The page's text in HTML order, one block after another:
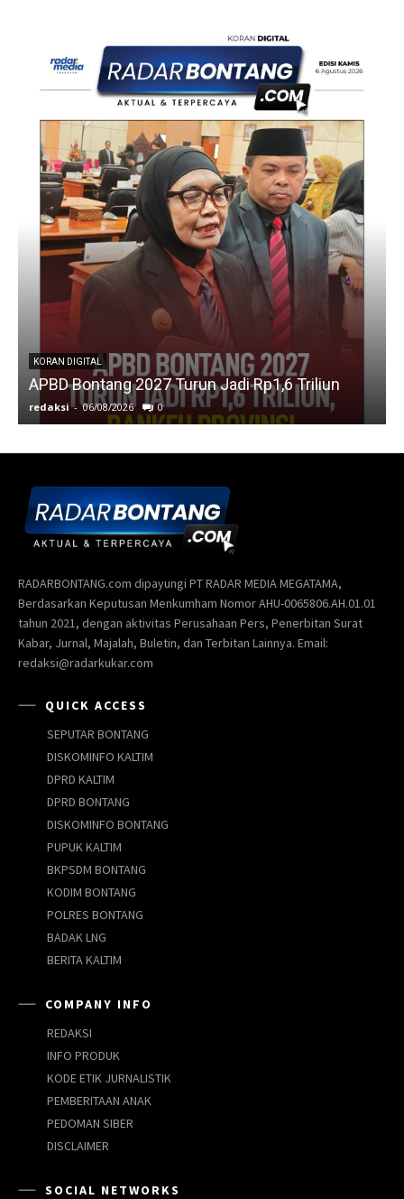
KORAN DIGITAL
APBD Bontang 2027 Turun Jadi Rp1,6 Triliun
redaksi - 06/08/2026 0
RADARBONTANG.com dipayungi PT RADAR MEDIA MEGATAMA,
Berdasarkan Keputusan Menkumham Nomor AHU-0065806.AH.01.01
tahun 2021, dengan aktivitas Perusahaan Pers, Penerbitan Surat
Kabar, Jurnal, Majalah, Buletin, dan Terbitan Lainnya. Email:
redaksi@radarkukar.com
QUICK ACCESS
SEPUTAR BONTANG
DISKOMINFO KALTIM
DPRD KALTIM
DPRD BONTANG
DISKOMINFO BONTANG
PUPUK KALTIM
BKPSDM BONTANG
KODIM BONTANG
POLRES BONTANG
BADAK LNG
BERITA KALTIM
COMPANY INFO
REDAKSI
INFO PRODUK
KODE ETIK JURNALISTIK
PEMBERITAAN ANAK
PEDOMAN SIBER
DISCLAIMER
SOCIAL NETWORKS